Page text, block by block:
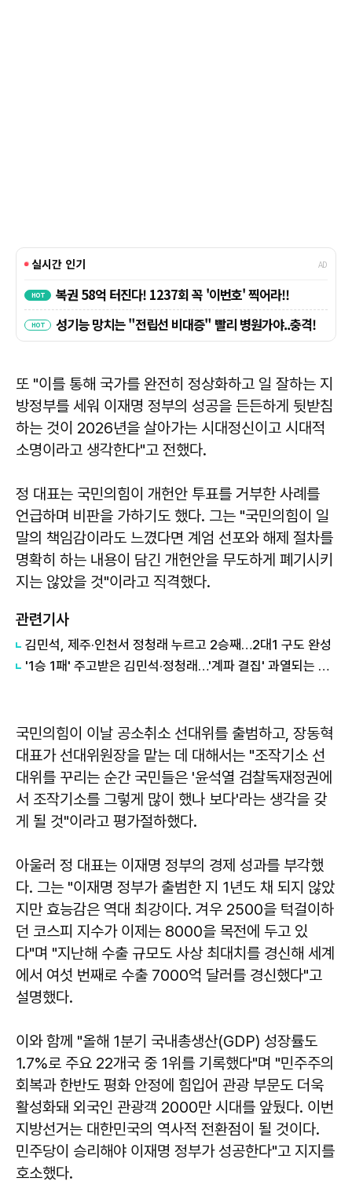
또 "이를 통해 국가를 완전히 정상화하고 일 잘하는 지
방정부를 세워 이재명 정부의 성공을 든든하게 뒷받침
하는 것이 2026년을 살아가는 시대정신이고 시대적
소명이라고 생각한다"고 전했다.
정 대표는 국민의힘이 개헌안 투표를 거부한 사례를
언급하며 비판을 가하기도 했다. 그는 "국민의힘이 일
말의 책임감이라도 느꼈다면 계엄 선포와 해제 절차를
명확히 하는 내용이 담긴 개헌안을 무도하게 폐기시키
지는 않았을 것"이라고 직격했다.
관련기사
김민석, 제주·인천서 정청래 누르고 2승째…2대1 구도 완성
'1승 1패' 주고받은 김민석·정청래…'계파 결집' 과열되는 與 전당대회
국민의힘이 이날 공소취소 선대위를 출범하고, 장동혁
대표가 선대위원장을 맡는 데 대해서는 "조작기소 선
대위를 꾸리는 순간 국민들은 '윤석열 검찰독재정권에
서 조작기소를 그렇게 많이 했나 보다'라는 생각을 갖
게 될 것"이라고 평가절하했다.
아울러 정 대표는 이재명 정부의 경제 성과를 부각했
다. 그는 "이재명 정부가 출범한 지 1년도 채 되지 않았
지만 효능감은 역대 최강이다. 겨우 2500을 턱걸이하
던 코스피 지수가 이제는 8000을 목전에 두고 있
다"며 "지난해 수출 규모도 사상 최대치를 경신해 세계
에서 여섯 번째로 수출 7000억 달러를 경신했다"고
설명했다.
이와 함께 "올해 1분기 국내총생산(GDP) 성장률도
1.7%로 주요 22개국 중 1위를 기록했다"며 "민주주의
회복과 한반도 평화 안정에 힘입어 관광 부문도 더욱
활성화돼 외국인 관광객 2000만 시대를 앞뒀다. 이번
지방선거는 대한민국의 역사적 전환점이 될 것이다.
민주당이 승리해야 이재명 정부가 성공한다"고 지지를
호소했다.